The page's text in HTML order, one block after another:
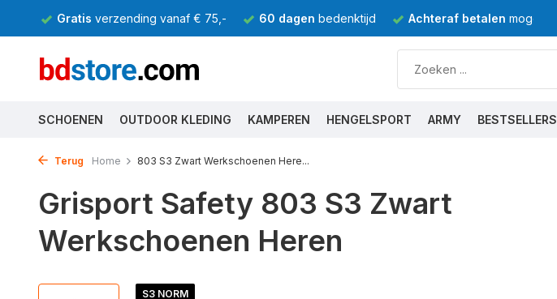
Gratis verzending vanaf € 75,- 60 dagen bedenktijd Achteraf betalen mogelijk
SCHOENEN OUTDOOR KLEDING KAMPEREN HENGELSPORT ARMY BESTSELLERS
Terug Home 803 S3 Zwart Werkschoenen Here...
Grisport Safety 803 S3 Zwart
Werkschoenen Heren
S3 NORM